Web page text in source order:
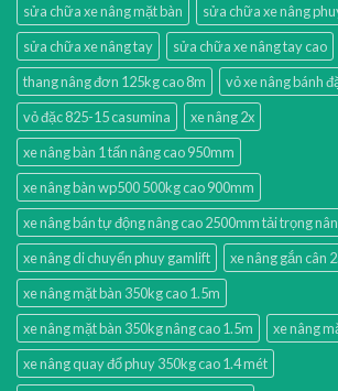
sửa chữa xe nâng mặt bàn
sửa chữa xe nâng
sửa chữa xe nâng tay
sửa chữa xe nâng tay cao
thang nâng đơn 125kg cao 8m
vỏ xe nâng bánh
vỏ đặc 825-15 casumina
xe nâng 2x
xe nâng bàn 1 tấn nâng cao 950mm
xe nâng bàn wp500 500kg cao 900mm
xe nâng bán tự động nâng cao 2500mm tải trọng
xe nâng di chuyển phuy gamlift
xe nâng gắn cân
xe nâng mặt bàn 350kg cao 1.5m
xe nâng mặt bàn 350kg nâng cao 1.5m
xe nâng
xe nâng quay đổ phuy 350kg cao 1.4 mét